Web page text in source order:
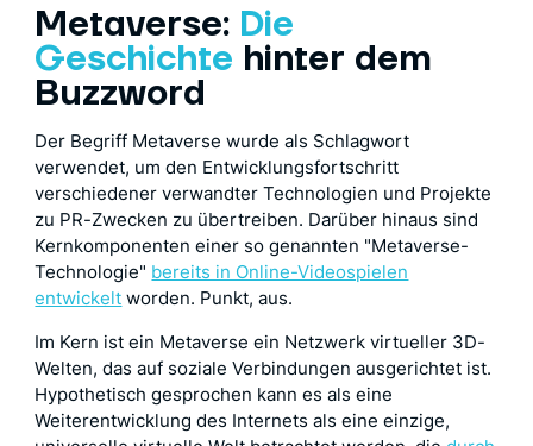
Metaverse: Die
Geschichte hinter dem
Buzzword
Der Begriff Metaverse wurde als Schlagwort
verwendet, um den Entwicklungsfortschritt
verschiedener verwandter Technologien und Projekte
zu PR-Zwecken zu übertreiben. Darüber hinaus sind
Kernkomponenten einer so genannten "Metaverse-
Technologie" bereits in Online-Videospielen
entwickelt worden. Punkt, aus.
Im Kern ist ein Metaverse ein Netzwerk virtueller 3D-
Welten, das auf soziale Verbindungen ausgerichtet ist.
Hypothetisch gesprochen kann es als eine
Weiterentwicklung des Internets als eine einzige,